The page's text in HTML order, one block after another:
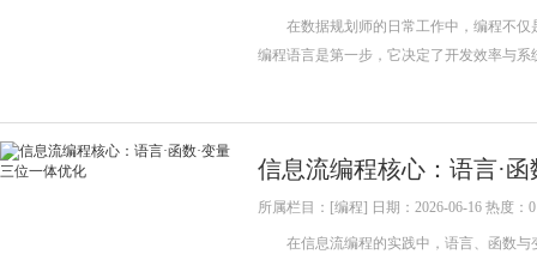
在数据规划师的日常工作中，编程不仅
编程语言是第一步，它决定了开发效率与
信息流编程核心：语言·
所属栏目：[编程] 日期：2026-06-16 热度：0
在信息流编程的实践中，语言、函数与